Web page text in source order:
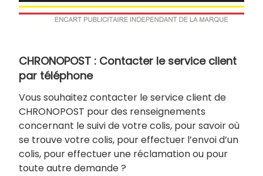
CHRONOPOST : Contacter le service client
par téléphone
Vous souhaitez contacter le service client de
CHRONOPOST pour des renseignements
concernant le suivi de votre colis, pour savoir où
se trouve votre colis, pour effectuer l’envoi d’un
colis, pour effectuer une réclamation ou pour
toute autre demande ?